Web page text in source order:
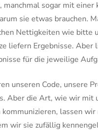
manchmal sogar mit einer
sie etwas brauchen.
Nettigkeiten wie bitte
liefern Ergebnisse. Aber
für die jeweilige
unseren Code, unsere
Aber die Art, wie wir mit
lassen
wir sie zufällig